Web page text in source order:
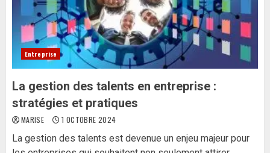
Entreprise
La gestion des talents en entreprise :
stratégies et pratiques
MARISE 1 OCTOBRE 2024
La gestion des talents est devenue un enjeu majeur pour